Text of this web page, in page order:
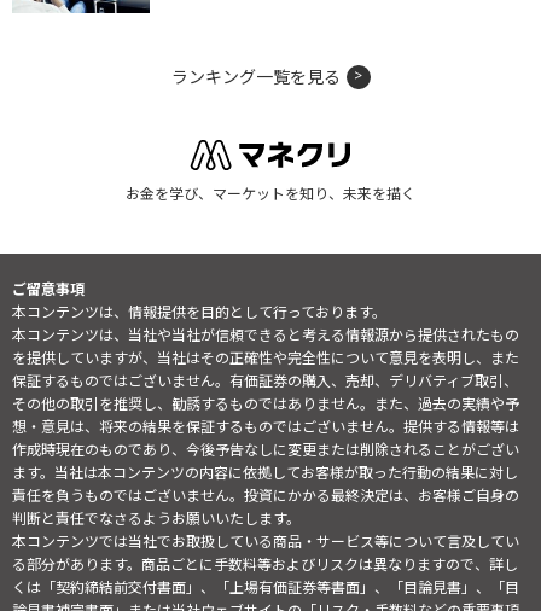
ランキング一覧を見る
お金を学び、マーケットを知り、未来を描く
ご留意事項
本コンテンツは、情報提供を目的として行っております。
本コンテンツは、当社や当社が信頼できると考える情報源から提供されたもの
を提供していますが、当社はその正確性や完全性について意見を表明し、また
保証するものではございません。有価証券の購入、売却、デリバティブ取引、
その他の取引を推奨し、勧誘するものではありません。また、過去の実績や予
想・意見は、将来の結果を保証するものではございません。提供する情報等は
作成時現在のものであり、今後予告なしに変更または削除されることがござい
ます。当社は本コンテンツの内容に依拠してお客様が取った行動の結果に対し
責任を負うものではございません。投資にかかる最終決定は、お客様ご自身の
判断と責任でなさるようお願いいたします。
本コンテンツでは当社でお取扱している商品・サービス等について言及してい
る部分があります。商品ごとに手数料等およびリスクは異なりますので、詳し
くは「契約締結前交付書面」、「上場有価証券等書面」、「目論見書」、「目